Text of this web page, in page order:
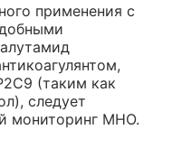
применения с
(таким как
следует
мониторинг МНО.